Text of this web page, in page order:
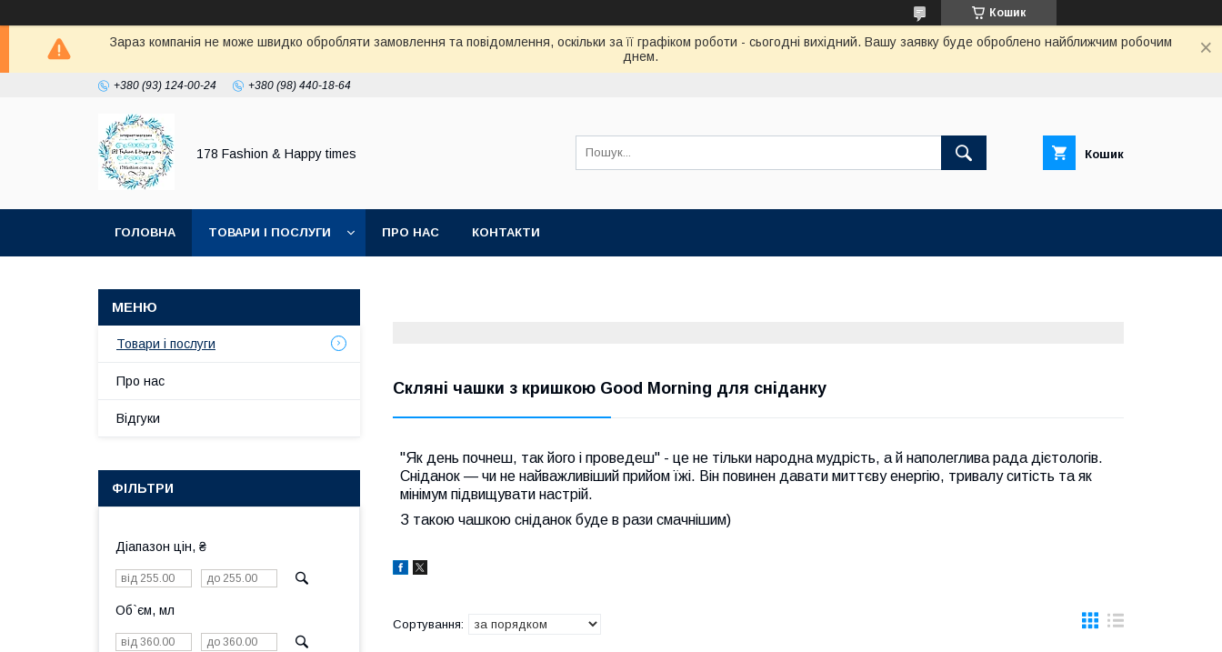
Кошик
Зараз компанія не може швидко обробляти замовлення та повідомлення, оскільки за її графіком роботи - сьогодні вихідний. Вашу заявку буде оброблено найближчим робочим
днем.
+380 (93) 124-00-24 +380 (98) 440-18-64
178 Fashion & Happy times Кошик
ГОЛОВНА ТОВАРИ І ПОСЛУГИ ПРО НАС КОНТАКТИ
Скляні чашки з кришкою Good Morning для сніданку
"Як день почнеш, так його і проведеш" - це не тільки народна мудрість, а й наполеглива рада дієтологів.
Сніданок — чи не найважливіший прийом їжі. Він повинен давати миттєву енергію, тривалу ситість та як
мінімум підвищувати настрій.
З такою чашкою сніданок буде в рази смачнішим)
Товари і послуги
Про нас
Відгуки
ФІЛЬТРИ
Діапазон цін, ₴
Об`єм, мл